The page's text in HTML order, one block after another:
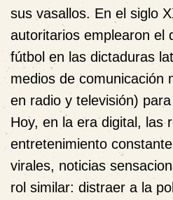
sus vasallos. En el siglo
autoritarios emplearon el
fútbol en las dictaduras
medios de comunicación
en radio y televisión)
Hoy, en la era digital, las
entretenimiento
virales, noticias
rol similar: distraer a la